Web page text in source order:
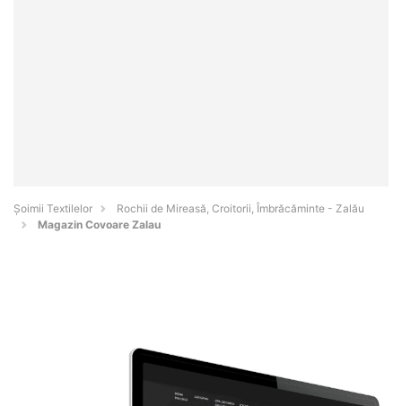
Șoimii Textilelor
Rochii de Mireasă, Croitorii, Îmbrăcăminte - Zalău
Magazin Covoare Zalau